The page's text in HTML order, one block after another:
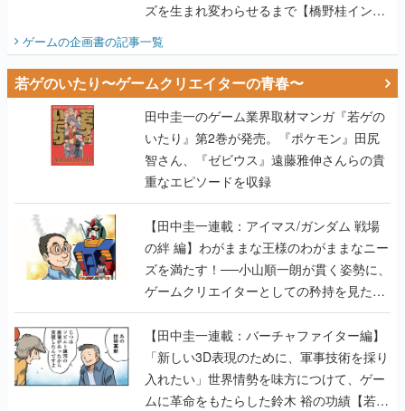
ズを生まれ変わらせるまで【橋野桂インタ
ビュー】
ゲームの企画書の記事一覧
若ゲのいたり〜ゲームクリエイターの青春〜
田中圭一のゲーム業界取材マンガ『若ゲの
いたり』第2巻が発売。『ポケモン』田尻
智さん、『ゼビウス』遠藤雅伸さんらの貴
重なエピソードを収録
【田中圭一連載：アイマス/ガンダム 戦場
の絆 編】わがままな王様のわがままなニー
ズを満たす！──小山順一朗が貫く姿勢に、
ゲームクリエイターとしての矜持を見た
【若ゲのいたり最終回】
【田中圭一連載：バーチャファイター編】
「新しい3D表現のために、軍事技術を採り
入れたい」世界情勢を味方につけて、ゲー
ムに革命をもたらした鈴木 裕の功績【若ゲ